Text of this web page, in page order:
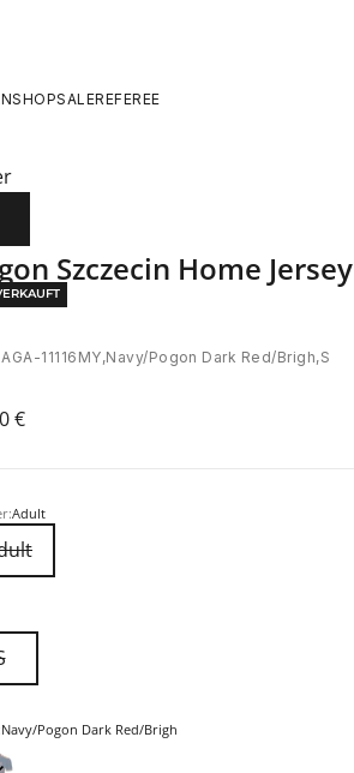
SALEREFEREE
Szczecin Home
AGA-11116MY,Navy/Pogon Dark Red/Brigh,S
€
Adult
Navy/Pogon Dark Red/Brigh
Pogon Dark Red/Brigh